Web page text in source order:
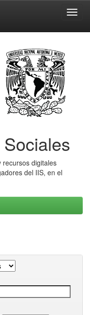
recursos digitales
del IIS, en el